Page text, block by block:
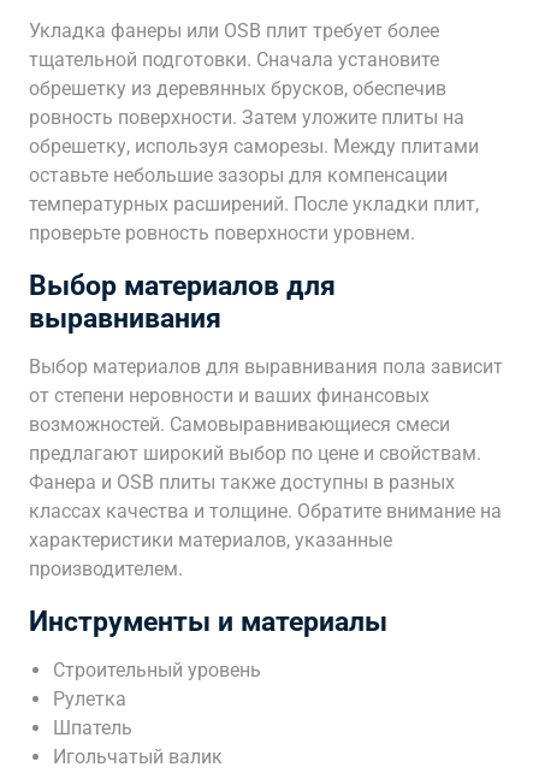
Укладка фанеры или OSB плит требует более
тщательной подготовки. Сначала установите
обрешетку из деревянных брусков, обеспечив
ровность поверхности. Затем уложите плиты на
обрешетку, используя саморезы. Между плитами
оставьте небольшие зазоры для компенсации
температурных расширений. После укладки плит,
проверьте ровность поверхности уровнем.
Выбор материалов для
выравнивания
Выбор материалов для выравнивания пола зависит
от степени неровности и ваших финансовых
возможностей. Самовыравнивающиеся смеси
предлагают широкий выбор по цене и свойствам.
Фанера и OSB плиты также доступны в разных
классах качества и толщине. Обратите внимание на
характеристики материалов, указанные
производителем.
Инструменты и материалы
Строительный уровень
Рулетка
Шпатель
Игольчатый валик